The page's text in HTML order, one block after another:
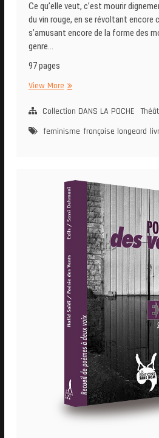
Ce qu’elle veut, c’est mourir
du vin rouge, en se révoltant encore
s’amusant encore de la forme des
genre…
97 pages
View MoreLa
Collection DANS LA POCHE
feminisme françoise longeard